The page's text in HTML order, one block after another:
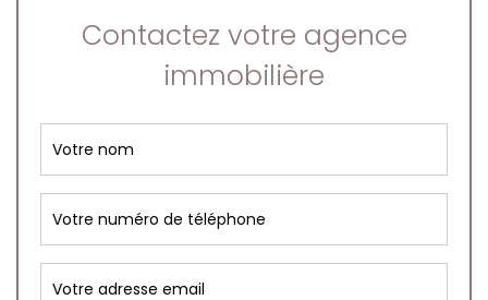
Contactez votre agence
immobilière